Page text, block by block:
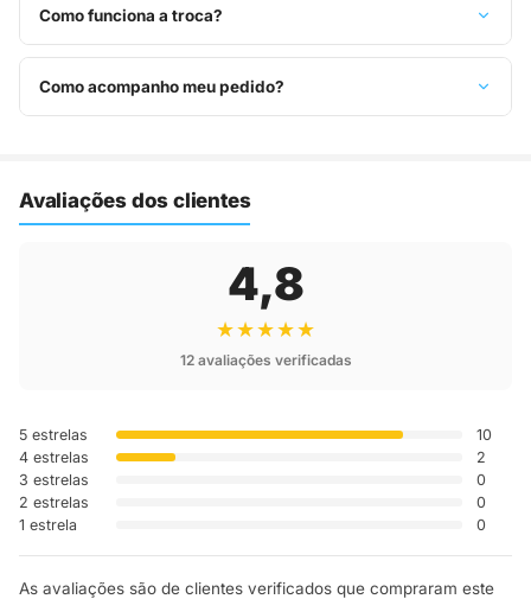
ou pague à vista no Pix com 8% de desconto.
Como funciona a troca?
Você tem 7 dias após o recebimento para solicitar troca.
Basta entrar em contato pelo WhatsApp ou e-mail.
Como acompanho meu pedido?
Avaliações dos clientes
4,8
★★★★★
12 avaliações verificadas
5 estrelas
10
4 estrelas
2
3 estrelas
0
2 estrelas
0
1 estrela
0
As avaliações são de clientes verificados que compraram este